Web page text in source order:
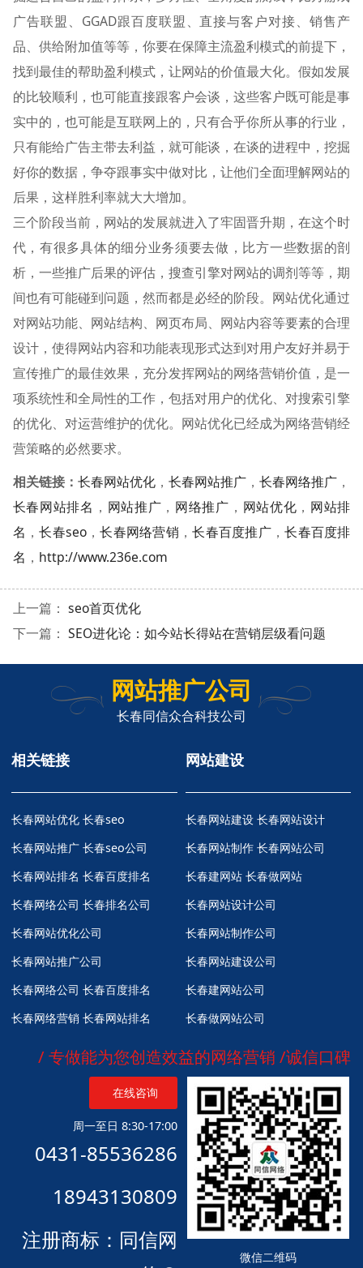
广告联盟、GGAD跟百度联盟、直接与客户对接、销售产
品、供给附加值等等，你要在保障主流盈利模式的前提下，
找到最佳的帮助盈利模式，让网站的价值最大化。假如发展
的比较顺利，也可能直接跟客户会谈，这些客户既可能是事
实中的，也可能是互联网上的，只有合乎你所从事的行业，
只有能给广告主带去利益，就可能谈，在谈的进程中，挖掘
好你的数据，争夺跟事实中做对比，让他们全面理解网站的
后果，这样胜利率就大大增加。
三个阶段当前，网站的发展就进入了牢固晋升期，在这个时
代，有很多具体的细分业务须要去做，比方一些数据的剖
析，一些推广后果的评估，搜查引擎对网站的调剂等等，期
间也有可能碰到问题，然而都是必经的阶段。网站优化通过
对网站功能、网站结构、网页布局、网站内容等要素的合理
设计，使得网站内容和功能表现形式达到对用户友好并易于
宣传推广的最佳效果，充分发挥网站的网络营销价值，是一
项系统性和全局性的工作，包括对用户的优化、对搜索引擎
的优化、对运营维护的优化。网站优化已经成为网络营销经
营策略的必然要求。
相关链接： 长春网站优化，长春网站推广 ，长春网络推广 ，
长春网站排名 ， 网站推广 ， 网络推广 ， 网站优化 ， 网站排
名 ，长春seo，长春网络营销 ，长春百度推广，长春百度排
名 ， http://www.236e.com
上一篇： seo首页优化
下一篇： SEO进化论：如今站长得站在营销层级看问题
网站推广公司
长春同信众合科技公司
相关链接
长春网站优化 长春seo
长春网站推广 长春seo公司
长春网站排名 长春百度排名
长春网络公司 长春排名公司
长春网站优化公司
长春网站推广公司
长春网络公司 长春百度排名
长春网络营销 长春网站排名
网站建设
长春网站建设 长春网站设计
长春网站制作 长春网站公司
长春建网站 长春做网站
长春网站设计公司
长春网站制作公司
长春网站建设公司
长春建网站公司
长春做网站公司
/ 专做能为您创造效益的网络营销 /诚信口碑
在线咨询
周一至日 8:30-17:00
0431-85536286
18943130809
注册商标：同信网
微信二维码